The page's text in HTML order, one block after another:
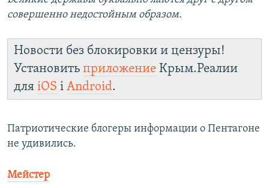
совершенно недостойным образом.
Новости без блокировки и цензуры!
Установить приложение Крым.Реалии
для iOS і Android.
Патриотические блогеры информации о Пентагоне
не удивились.
Мейстер